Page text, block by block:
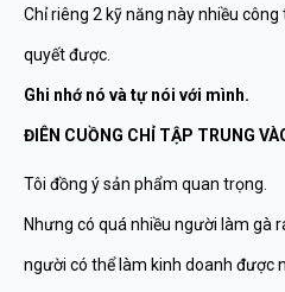
Chỉ riêng 2 kỹ năng này nhiều công
quyết được.
Ghi nhớ nó và tự nói với mình.
ĐIÊN CUỒNG CHỈ TẬP TRUNG
Tôi đồng ý sản phẩm quan trọng.
Nhưng có quá nhiều người làm gà
người có thể làm kinh doanh được